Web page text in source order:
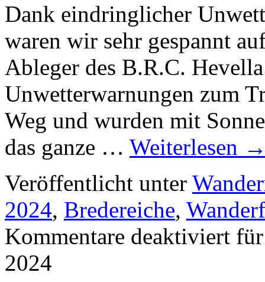
Dank eindringlicher
waren wir sehr gespannt
Ableger des B.R.C.
Unwetterwarnungen zum
Weg und wurden mit
das ganze … Weiterlesen
Veröffentlicht unter
2024, Bredereiche,
Kommentare deaktiviert
2024